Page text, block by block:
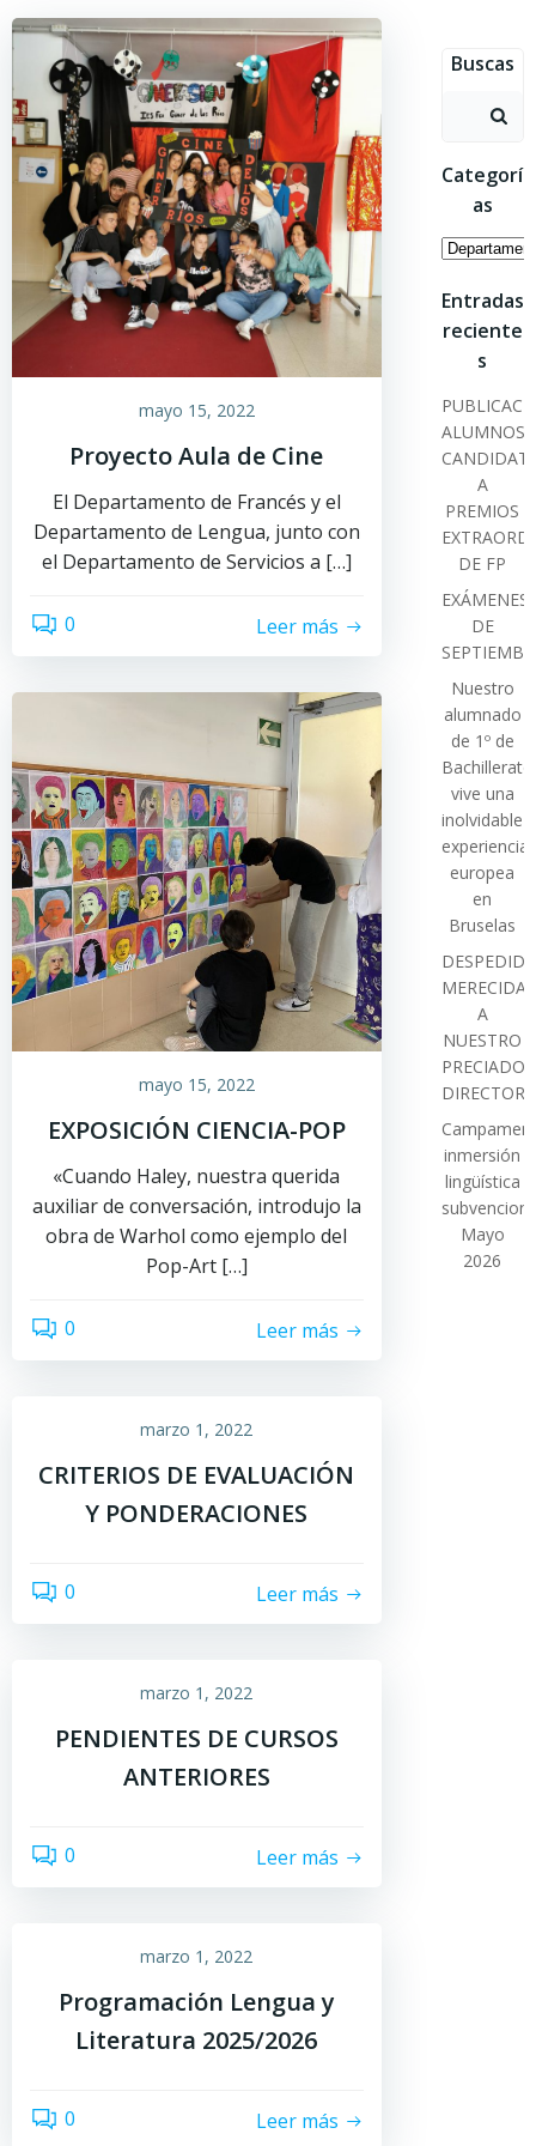
Saltar
al
contenido
mayo 15, 2022
Proyecto Aula de Cine
El Departamento de Francés y el
Departamento de Lengua, junto con
el Departamento de Servicios a […]
0 Leer más
mayo 15, 2022
EXPOSICIÓN CIENCIA-POP
«Cuando Haley, nuestra querida
auxiliar de conversación, introdujo la
obra de Warhol como ejemplo del
Pop-Art […]
0 Leer más
marzo 1, 2022
CRITERIOS DE EVALUACIÓN
Y PONDERACIONES
0 Leer más
marzo 1, 2022
PENDIENTES DE CURSOS
ANTERIORES
0 Leer más
marzo 1, 2022
Programación Lengua y
Literatura 2025/2026
0 Leer más
Buscas
Buscar:
Categorí
as
Entradas
reciente
s
ALUMNOS
A
PREMIOS
DE FP
EXÁMENES
DE
Nuestro
alumnado
de 1º de
Bachillerato
vive una
inolvidable
experiencia
europea
en
Bruselas
DESPEDIDA
MERECIDA
A
NUESTRO
PRECIADO
DIRECTOR
inmersión
lingüística
Mayo
2026